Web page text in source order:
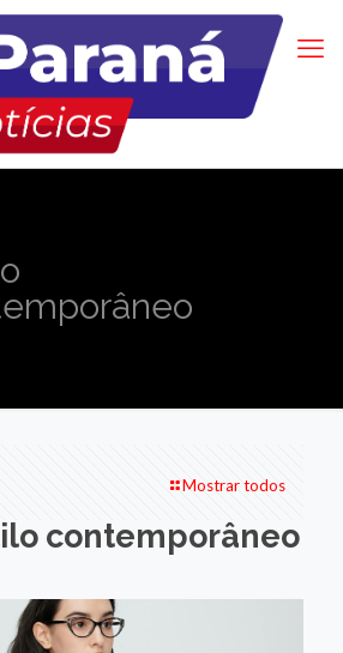
Mostrar todos
contemporâneo